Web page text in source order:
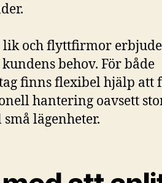
och flyttfirmor
behov. För både
finns flexibel hjälp att
hantering oavsett
lägenheter.